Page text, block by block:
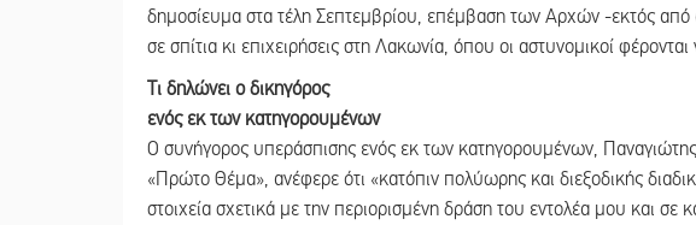
δημοσίευμα στα τέλη Σεπτεμβρίου, επέμβαση των Αρχών -εκτός από
σε σπίτια κι επιχειρήσεις στη Λακωνία, όπου οι αστυνομικοί
Τι δηλώνει ο δικηγόρος
ενός εκ των κατηγορουμένων
Ο συνήγορος υπεράσπισης ενός εκ των κατηγορουμένων,
«Πρώτο Θέμα», ανέφερε ότι «κατόπιν πολύωρης και διεξοδικής
στοιχεία σχετικά με την περιορισμένη δράση του εντολέα μου και σε